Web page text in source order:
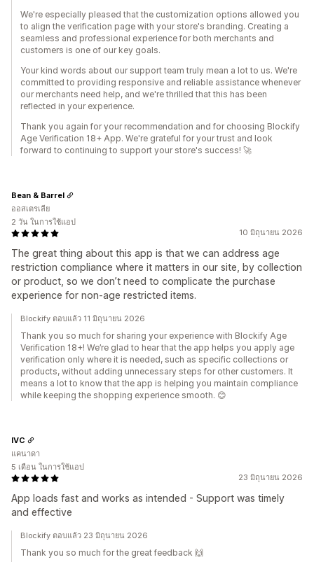
We're especially pleased that the customization options allowed you
to align the verification page with your store's branding. Creating a
seamless and professional experience for both merchants and
customers is one of our key goals.
Your kind words about our support team truly mean a lot to us. We're
committed to providing responsive and reliable assistance whenever
our merchants need help, and we're thrilled that this has been
reflected in your experience.
Thank you again for your recommendation and for choosing Blockify
Age Verification 18+ App. We're grateful for your trust and look
forward to continuing to support your store's success! 🚀
10 มิถุนายน 2026
The great thing about this app is that we can address age
restriction compliance where it matters in our site, by collection
or product, so we don’t need to complicate the purchase
experience for non-age restricted items.
Bean & Barrel
ออสเตรเลีย
2 วัน ในการใช้แอป
Blockify ตอบแล้ว 11 มิถุนายน 2026
Thank you so much for sharing your experience with Blockify Age
Verification 18+! We’re glad to hear that the app helps you apply age
verification only where it is needed, such as specific collections or
products, without adding unnecessary steps for other customers. It
means a lot to know that the app is helping you maintain compliance
while keeping the shopping experience smooth. 😊
23 มิถุนายน 2026
App loads fast and works as intended - Support was timely
and effective
IVC
แคนาดา
5 เดือน ในการใช้แอป
Blockify ตอบแล้ว 23 มิถุนายน 2026
Thank you so much for the great feedback 🙌